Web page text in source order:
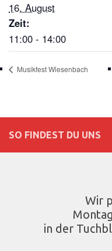
16. August
Zeit:
11:00 - 14:00
Musikfest Wiesenbach
SO FINDEST DU UNS
Wir
in der